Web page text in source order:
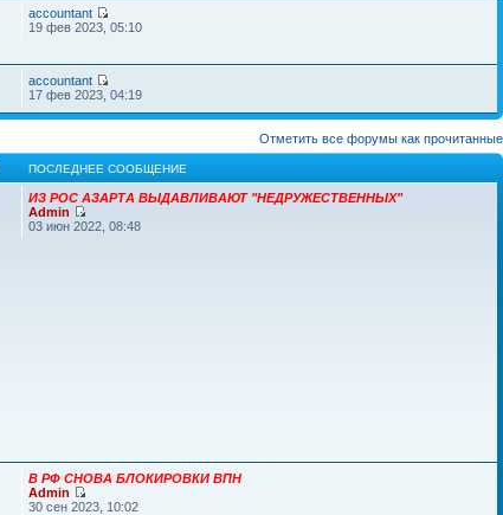
accountant
19 фев 2023, 05:10
accountant
17 фев 2023, 04:19
Отметить все форумы как прочитанные
ПОСЛЕДНЕЕ СООБЩЕНИЕ
ИЗ РОС АЗАРТА ВЫДАВЛИВАЮТ "НЕДРУЖЕСТВЕННЫХ"
Admin
03 июн 2022, 08:48
В РФ СНОВА БЛОКИРОВКИ ВПН
Admin
30 сен 2023, 10:02